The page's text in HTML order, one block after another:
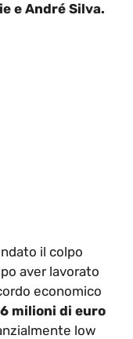
e André Silva.
il colpo
aver lavorato
economico
6 milioni di euro
low